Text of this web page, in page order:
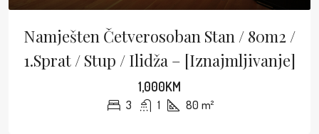
Namješten Četverosoban Stan / 80m2 /
1.sprat / Stup / Ilidža – [Iznajmljivanje]
1,000KM
3 1 80 m²